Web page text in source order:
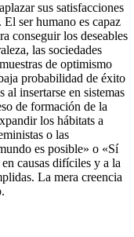
sus satisfacciones
ser humano es capaz
conseguir los deseables
las sociedades
de optimismo
probabilidad de éxito
al insertarse en sistemas
de formación de la
los hábitats a
o las
es posible» o «Sí
causas difíciles y a la
La mera creencia